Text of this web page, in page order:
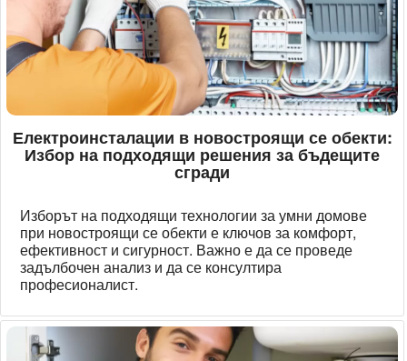
Електроинсталации в новостроящи се обекти:
Избор на подходящи решения за бъдещите
сгради
Изборът на подходящи технологии за умни домове
при новостроящи се обекти е ключов за комфорт,
ефективност и сигурност. Важно е да се проведе
задълбочен анализ и да се консултира
професионалист.